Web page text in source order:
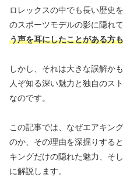
ロレックスの中でも長い歴史
のスポーツモデルの影に隠れ
う声を耳にしたことがある方
しかし、それは大きな誤解か
人ぞ知る深い魅力と独自のス
なのです。
この記事では、なぜエアキン
のか、その理由を深掘りする
キングだけの隠れた魅力、そ
に解説します。